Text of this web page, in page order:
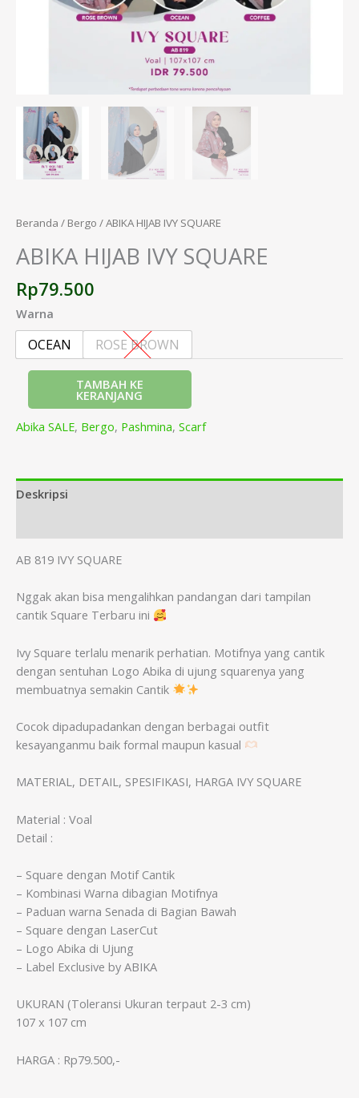
Beranda / Bergo / ABIKA HIJAB IVY SQUARE
ABIKA HIJAB IVY SQUARE
Rp79.500
Warna
OCEAN ROSE BROWN
TAMBAH KE
KERANJANG
Abika SALE, Bergo, Pashmina, Scarf
Deskripsi
AB 819 IVY SQUARE
Nggak akan bisa mengalihkan pandangan dari tampilan
cantik Square Terbaru ini
Ivy Square terlalu menarik perhatian. Motifnya yang cantik
dengan sentuhan Logo Abika di ujung squarenya yang
membuatnya semakin Cantik
Cocok dipadupadankan dengan berbagai outfit
kesayanganmu baik formal maupun kasual
MATERIAL, DETAIL, SPESIFIKASI, HARGA IVY SQUARE
Material : Voal
Detail :
– Square dengan Motif Cantik
– Kombinasi Warna dibagian Motifnya
– Paduan warna Senada di Bagian Bawah
– Square dengan LaserCut
– Logo Abika di Ujung
– Label Exclusive by ABIKA
UKURAN (Toleransi Ukuran terpaut 2-3 cm)
107 x 107 cm
HARGA : Rp79.500,-